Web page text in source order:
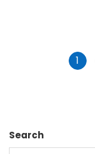
1
Search